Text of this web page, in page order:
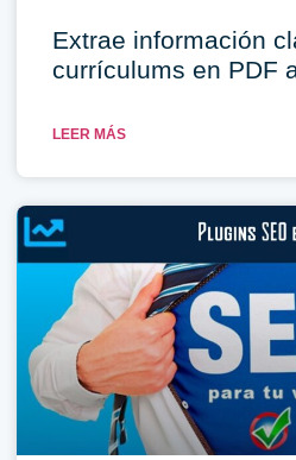
Extrae información
currículums en PDF
LEER MÁS